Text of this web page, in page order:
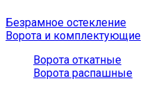
Безрамное остекление
Ворота и комплектующие
Ворота откатные
Ворота распашные